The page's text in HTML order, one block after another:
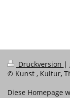
Druckversion |
© Kunst , Kultur,
Diese Homepage